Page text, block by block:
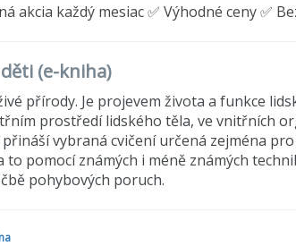
akcia každý mesiac ✅ Výhodné ceny ✅
(e-kniha)
přírody. Je projevem života a funkce
prostředí lidského těla, ve vnitřních
vybraná cvičení určená zejména
pomocí známých i méně známých
pohybových poruch.